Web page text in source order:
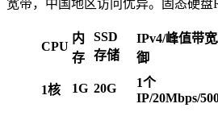
宽带，中国地区访问优异。固态硬盘
CPU
内
存
SSD
存储
IPv4/峰值带
御
1核 1G 20G
1个
IP/20Mbps/